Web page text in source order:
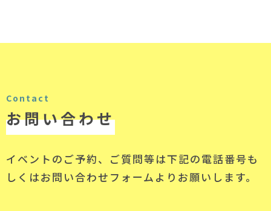
Contact
お問い合わせ
イベントのご予約、ご質問等は下記の電話番号も
しくはお問い合わせフォームよりお願いします。